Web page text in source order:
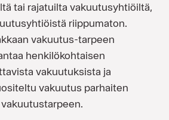
tai rajatuilta vakuutusyhtiöiltä,
riippumaton.
vakuutus-tarpeen
henkilökohtaisen
vakuutuksista ja
vakuutus parhaiten